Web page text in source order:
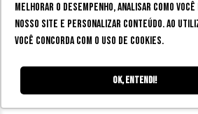
melhorar o desempenho, analisar como
nosso site e personalizar conteúdo. Ao
você concorda com o uso de cookies.
Ok, entendi!
os direitos reservados.